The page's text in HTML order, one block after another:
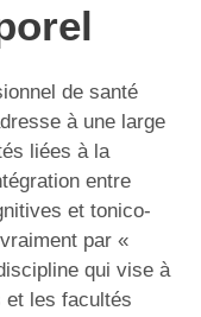
de santé
à une large
liées à la
entre
et tonico-
par «
qui vise à
et les facultés